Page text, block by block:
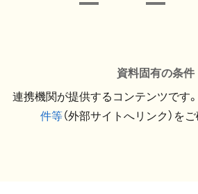
資料固有の条件
連携機関が提供するコンテンツです。
件等（外部サイトへリンク）を